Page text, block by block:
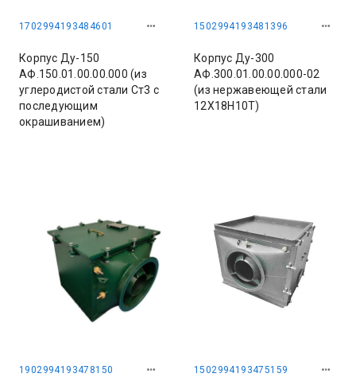
1702994193484601
Корпус Ду-150
АФ.150.01.00.00.000 (из
углеродистой стали Ст3 с
последующим
окрашиванием)
1502994193481396
Корпус Ду-300
АФ.300.01.00.00.000-02
(из нержавеющей стали
12Х18Н10Т)
1902994193478150 1502994193475159